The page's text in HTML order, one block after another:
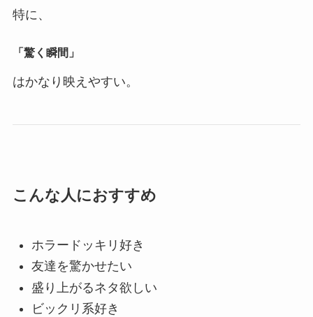
特に、
「驚く瞬間」
はかなり映えやすい。
こんな人におすすめ
ホラードッキリ好き
友達を驚かせたい
盛り上がるネタ欲しい
ビックリ系好き